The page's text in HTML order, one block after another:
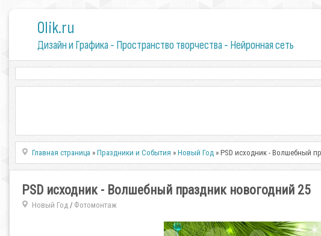
0lik.ru
Дизайн и Графика - Пространство творчества - Нейронная сеть
Главная страница »Праздники и События »Новый Год » PSD исходник - Волшебный
PSD исходник - Волшебный праздник новогодний 25
Новый Год/ Фотомонтаж